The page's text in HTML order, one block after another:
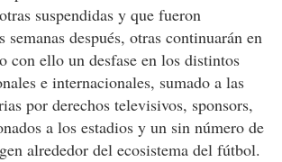
suspendidas y que fueron
semanas después, otras continuarán en
con ello un desfase en los distintos
e internacionales, sumado a las
por derechos televisivos, sponsors,
a los estadios y un sin número de
alrededor del ecosistema del fútbol.